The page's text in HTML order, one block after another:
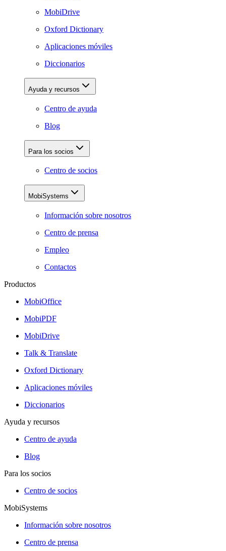
MobiDrive
Oxford Dictionary
Aplicaciones móviles
Diccionarios
Ayuda y recursos
Centro de ayuda
Blog
Para los socios
Centro de socios
MobiSystems
Información sobre nosotros
Centro de prensa
Empleo
Contactos
Productos
MobiOffice
MobiPDF
MobiDrive
Talk & Translate
Oxford Dictionary
Aplicaciones móviles
Diccionarios
Ayuda y recursos
Centro de ayuda
Blog
Para los socios
Centro de socios
MobiSystems
Información sobre nosotros
Centro de prensa